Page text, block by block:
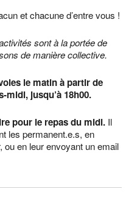
et chacune d’entre vous !
sont à la portée de
de manière collective.
le matin à partir de
midi, jusqu’à 18h00.
pour le repas du midi. Il
les permanent.e.s, en
ou en leur envoyant un email